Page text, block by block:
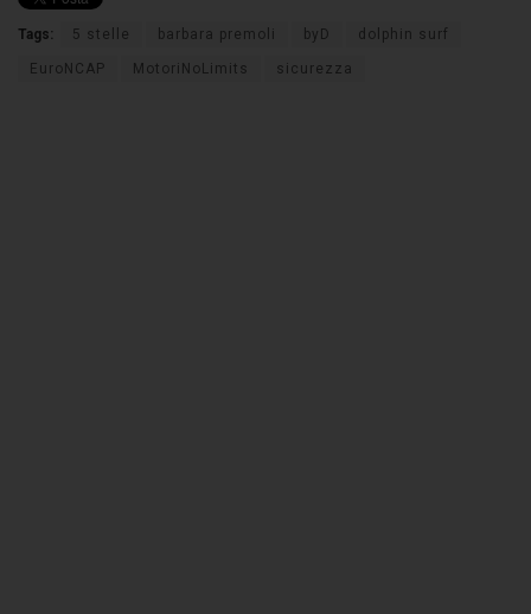
Tags: 5 stelle barbara premoli byD dolphin surf
EuroNCAP MotoriNoLimits sicurezza